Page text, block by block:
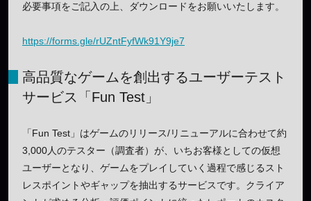
必要事項をご記入の上、ダウンロードをお願いいたします。
https://forms.gle/rUZntFyfWk91Y9je7
高品質なゲームを創出するユーザーテスト
サービス「Fun Test」
「Fun Test」はゲームのリリース/リニューアルに合わせて約
3,000人のテスター（調査者）が、いちお客様としての仮想
ユーザーとなり、ゲームをプレイしていく過程で感じるスト
レスポイントやギャップを抽出するサービスです。クライア